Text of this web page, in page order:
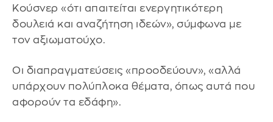
Κούσνερ «ότι απαιτείται ενεργητικότερη
δουλειά και αναζήτηση ιδεών», σύμφωνα με
τον αξιωματούχο.
Οι διαπραγματεύσεις «προοδεύουν», «αλλά
υπάρχουν πολύπλοκα θέματα, όπως αυτά που
αφορούν τα εδάφη».